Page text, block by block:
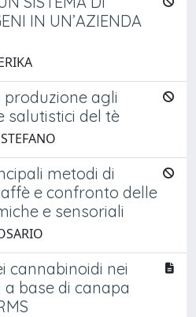
IN UN’AZIENDA
agli
salutistici del tè
metodi di
e confronto delle
e sensoriali
cannabinoidi nei
base di canapa